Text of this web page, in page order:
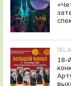
TEL
18-